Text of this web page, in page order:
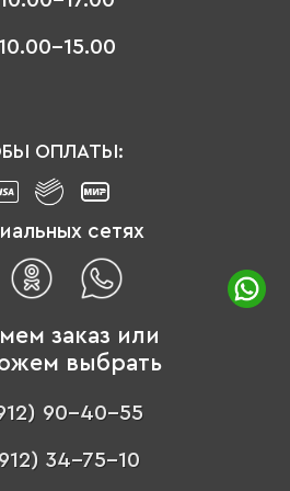
15.00
ОПЛАТЫ:
сетях
заказ или
выбрать
90-40-55
34-75-10